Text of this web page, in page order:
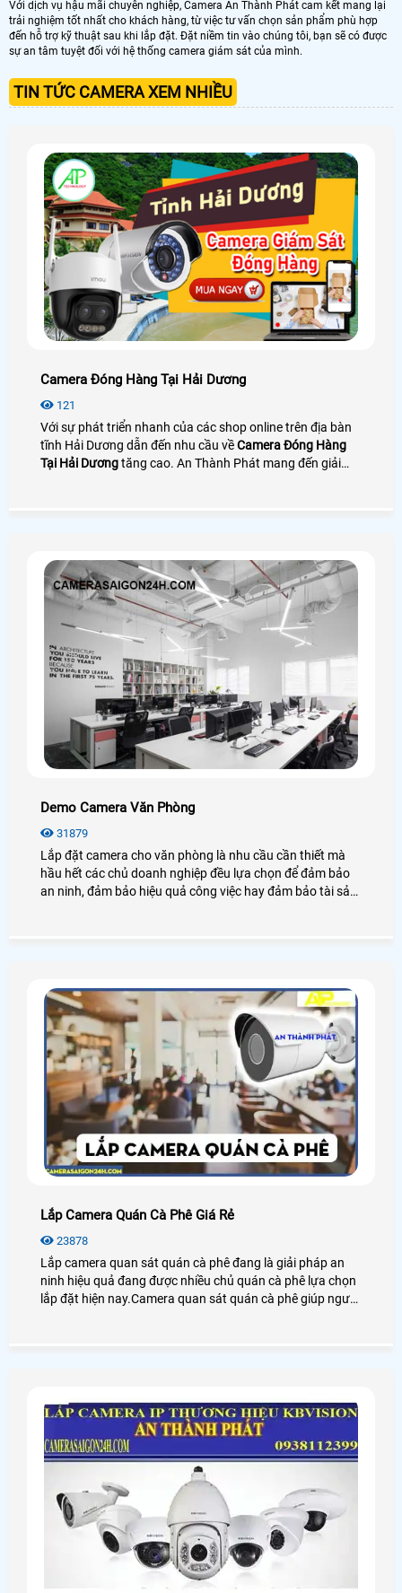
Với dịch vụ hậu mãi chuyên nghiệp, Camera An Thành Phát cam kết mang lại
trải nghiệm tốt nhất cho khách hàng, từ việc tư vấn chọn sản phẩm phù hợp
đến hỗ trợ kỹ thuật sau khi lắp đặt. Đặt niềm tin vào chúng tôi, bạn sẽ có được
sự an tâm tuyệt đối với hệ thống camera giám sát của mình.
TIN TỨC CAMERA XEM NHIỀU
Camera Đóng Hàng Tại Hải Dương
121
Với sự phát triển nhanh của các shop online trên địa bàn
tĩnh Hải Dương dẫn đến nhu cầu vềCamera Đóng Hàng
Tại Hải Dươngtăng cao. An Thành Phát mang đến giải
Demo Camera Văn Phòng
31879
Lắp đặt camera cho văn phòng là nhu cầu cần thiết mà
hầu hết các chủ doanh nghiệp đều lựa chọn để đảm bảo
an ninh, đảm bảo hiệu quả công việc hay đảm bảo tài sản
Lắp Camera Quán Cà Phê Giá Rẻ
23878
Lắp camera quan sát quán cà phê đang là giải pháp an
ninh hiệu quả đang được nhiều chủ quán cà phê lựa chọn
lắp đặt hiện nay.Camera quan sát quán cà phê giúp người